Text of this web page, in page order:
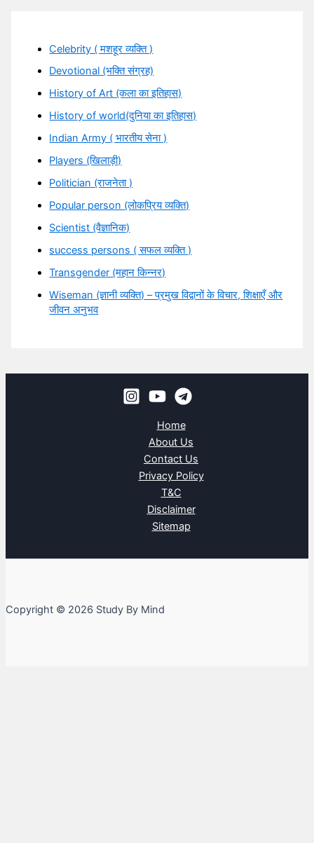
Celebrity ( मशहूर व्यक्ति )
Devotional (भक्ति संग्रह)
History of Art (कला का इतिहास)
History of world(दुनिया का इतिहास)
Indian Army ( भारतीय सेना )
Players (खिलाड़ी)
Politician (राजनेता )
Popular person (लोकप्रिय व्यक्ति)
Scientist (वैज्ञानिक)
success persons ( सफल व्यक्ति )
Transgender (महान किन्नर)
Wiseman (ज्ञानी व्यक्ति) – प्रमुख विद्वानों के विचार, शिक्षाएँ और
जीवन अनुभव
Home
About Us
Contact Us
Privacy Policy
T&C
Disclaimer
Sitemap
Copyright © 2026 Study By Mind